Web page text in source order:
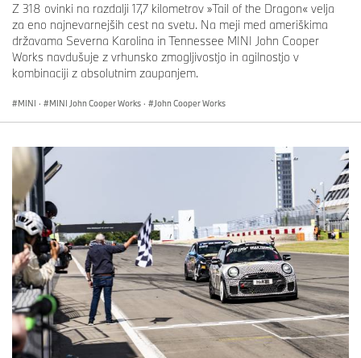
Z 318 ovinki na razdalji 17,7 kilometrov »Tail of the Dragon« velja
za eno najnevarnejših cest na svetu. Na meji med ameriškima
državama Severna Karolina in Tennessee MINI John Cooper
Works navdušuje z vrhunsko zmogljivostjo in agilnostjo v
kombinaciji z absolutnim zaupanjem.
MINI · MINI John Cooper Works · John Cooper Works